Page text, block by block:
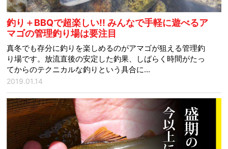
釣り＋BBQで超楽しい!! みんなで手軽に遊べるア
マゴの管理釣り場は要注目
真冬でも存分に釣りを楽しめるのがアマゴが狙える管理釣
り場です。放流直後の安定した釣果、しばらく時間がたっ
てからのテクニカルな釣りという具合に...
2019.01.14